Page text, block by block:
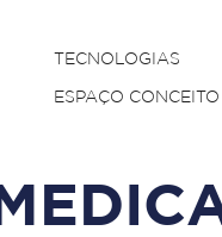
TECNOLOGIAS
ESPAÇO CONCEITO